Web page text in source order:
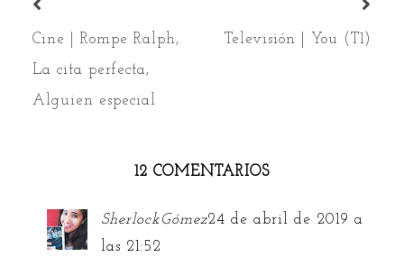
Cine | Rompe Ralph,
La cita perfecta,
Alguien especial
Televisión | You (T1)
12 COMENTARIOS
SherlockGómez24 de abril de 2019 a
las 21:52